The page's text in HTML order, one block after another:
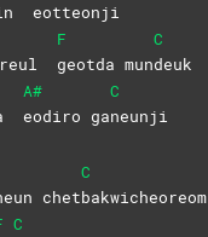
eotteonji
F
geotda mun
C
deuk
A#
eodiro ga
C
neunji
chet
C
bakwicheoreom
C